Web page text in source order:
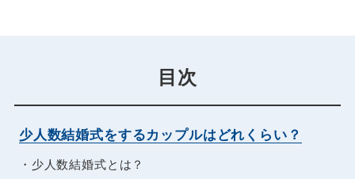
目次
少人数結婚式をするカップルはどれくらい？
・少人数結婚式とは？